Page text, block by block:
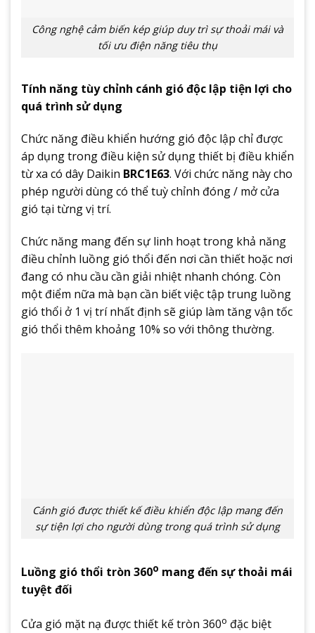
Công nghệ cảm biến kép giúp duy trì sự thoải mái và
tối ưu điện năng tiêu thụ
Tính năng tùy chỉnh cánh gió độc lập tiện lợi cho
quá trình sử dụng
Chức năng điều khiển hướng gió độc lập chỉ được
áp dụng trong điều kiện sử dụng thiết bị điều khiển
từ xa có dây Daikin BRC1E63. Với chức năng này cho
phép người dùng có thể tuỳ chỉnh đóng / mở cửa
gió tại từng vị trí.
Chức năng mang đến sự linh hoạt trong khả năng
điều chỉnh luồng gió thổi đến nơi cần thiết hoặc nơi
đang có nhu cầu cần giải nhiệt nhanh chóng. Còn
một điểm nữa mà bạn cần biết việc tập trung luồng
gió thổi ở 1 vị trí nhất định sẽ giúp làm tăng vận tốc
gió thổi thêm khoảng 10% so với thông thường.
Cánh gió được thiết kế điều khiển độc lập mang đến
sự tiện lợi cho người dùng trong quá trình sử dụng
Luồng gió thổi tròn 360o mang đến sự thoải mái
tuyệt đối
Cửa gió mặt nạ được thiết kế tròn 360o đặc biệt